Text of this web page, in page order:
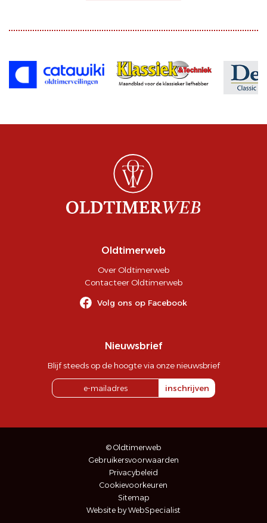
Oldtimerweb
Over Oldtimerweb
Contacteer Oldtimerweb
Volg ons op Facebook
Nieuwsbrief
Blijf steeds op de hoogte via onze nieuwsbrief
inschrijven
© Oldtimerweb
Gebruikersvoorwaarden
Privacybeleid
Cookievoorkeuren
Sitemap
Website by WebSpecialist